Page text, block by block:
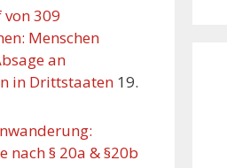
309
Menschen
an
in Drittstaaten 19.
nach § 20a & §20b